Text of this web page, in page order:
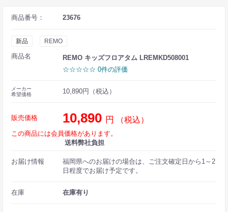
商品番号： 23676
新品 REMO
商品名
REMO キッズフロアタム LREMKD508001
☆☆☆☆☆ 0件の評価
メーカー
希望価格
10,890円（税込）
販売価格 10,890 円 （税込）
この商品には会員価格があります。
送料弊社負担
お届け情報
福岡県へのお届けの場合は、ご注文確定日から1～2
日程度でお届け予定です。
在庫 在庫有り